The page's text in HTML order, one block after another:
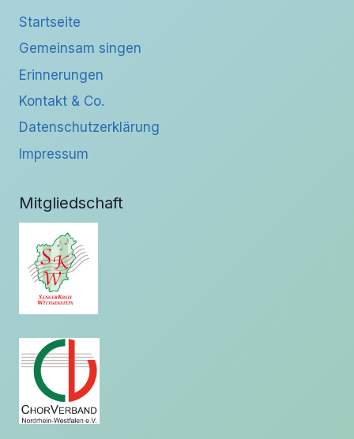
Startseite
Gemeinsam singen
Erinnerungen
Kontakt & Co.
Datenschutzerklärung
Impressum
Mitgliedschaft